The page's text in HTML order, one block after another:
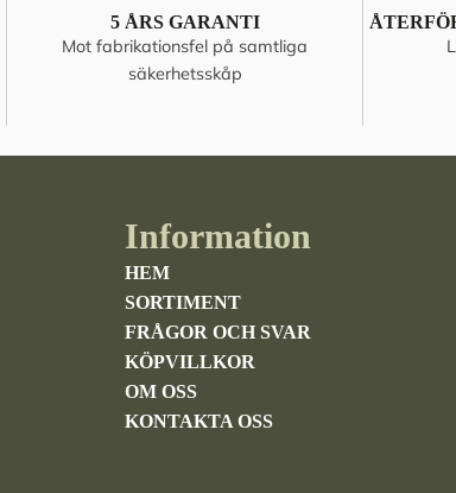
5 ÅRS GARANTI
Mot fabrikationsfel på samtliga
säkerhetsskåp
Information
HEM
SORTIMENT
FRÅGOR OCH SVAR
KÖPVILLKOR
OM OSS
KONTAKTA OSS